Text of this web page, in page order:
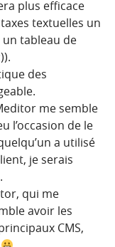
plus efficace
textuelles un
un tableau de
des
me semble
l’occasion de le
a utilisé
je serais
qui me
avoir les
CMS,